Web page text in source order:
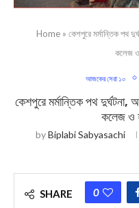
Home» কেশপুরে মর্মান্তিক পথ
কলেজ ও
আজকের সেরা ১০
কেশপুরে মর্মান্তিক পথ
কলেজ ও
byBiplabi Sabyasachi
SHARE 0